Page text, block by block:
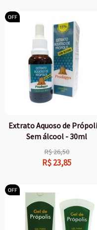
Extrato Aquoso de
Sem álcool - 30ml
R$26,50
R$23,85